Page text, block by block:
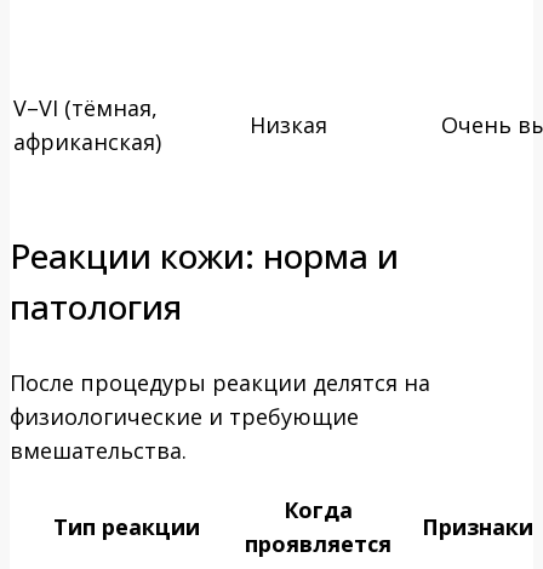
V–VI (тёмная,
африканская)
Низкая Очень
Реакции кожи: норма и
патология
После процедуры реакции делятся на
физиологические и требующие
вмешательства.
Тип реакции
Когда
проявляется
Признаки